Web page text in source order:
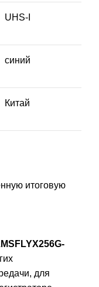
UHS-I
синий
Китай
итоговую
для